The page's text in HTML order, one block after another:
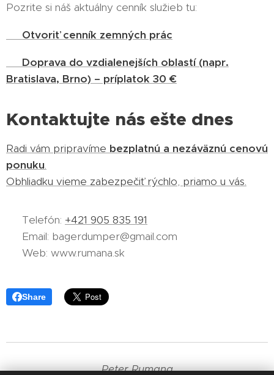
Pozrite si náš aktuálny cenník služieb tu:
Otvoriť cenník zemných prác
Doprava do vzdialenejších oblastí (napr.
Bratislava, Brno) – príplatok 30 €
Kontaktujte nás ešte dnes
Radi vám pripravíme bezplatnú a nezáväznú cenovú
ponuku.
Obhliadku vieme zabezpečiť rýchlo, priamo u vás.
📞 Telefón: +421 905 835 191
📧 Email: bagerdumper@gmail.com
🌐 Web: www.rumana.sk
Share
Peter Rumana